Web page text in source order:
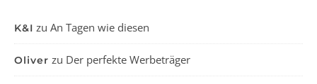
K&I zu An Tagen wie diesen
Oliver zu Der perfekte Werbeträger